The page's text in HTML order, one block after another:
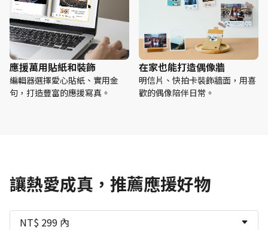
應援萬用貼紙和裝飾
編輯器選擇愛心貼紙、實用金
句，打造豐富的應援寫真。
在家也能打造偶像牆
明信片、快拍卡裝飾牆面，用喜
歡的偶像陪伴日常。
讓熱愛成真，推薦應援好物
NT$ 299 內